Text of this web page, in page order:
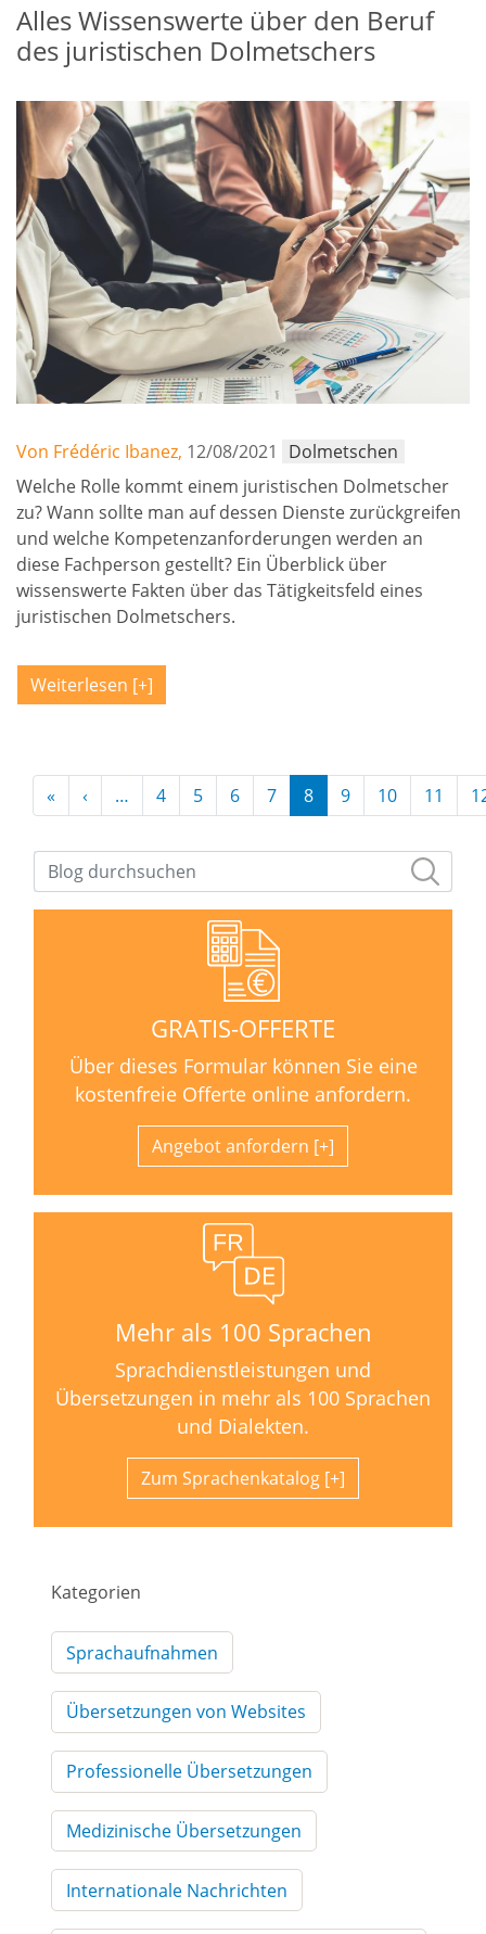
Alles Wissenswerte über den Beruf
des juristischen Dolmetschers
Von Frédéric Ibanez, 12/08/2021
Dolmetschen
Welche Rolle kommt einem juristischen Dolmetscher
zu? Wann sollte man auf dessen Dienste zurückgreifen
und welche Kompetenzanforderungen werden an
diese Fachperson gestellt? Ein Überblick über
wissenswerte Fakten über das Tätigkeitsfeld eines
juristischen Dolmetschers.
Weiterlesen
« First page
‹ Previous page
… 4 5 6 7 8 9 10 11
GRATIS-OFFERTE
Über dieses Formular können Sie eine
kostenfreie Offerte online anfordern.
Angebot anfordern
Mehr als 100 Sprachen
Sprachdienstleistungen und
Übersetzungen in mehr als 100 Sprachen
und Dialekten.
Zum Sprachenkatalog
Kategorien
Sprachaufnahmen
Übersetzungen von Websites
Professionelle Übersetzungen
Medizinische Übersetzungen
Internationale Nachrichten